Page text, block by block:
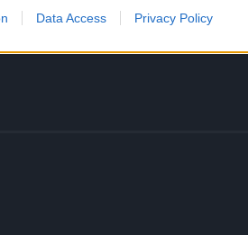
Data Access Privacy Policy